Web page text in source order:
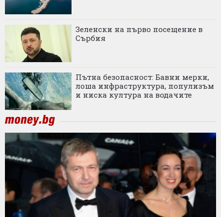
Зеленски на първо посещение в
Сърбия
Пътна безопасност: Бавни мерки,
лоша инфраструктура, популизъм
и ниска култура на водачите